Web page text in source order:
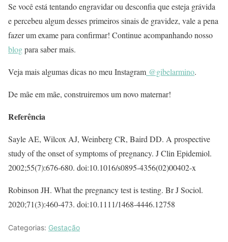
Se você está tentando engravidar ou desconfia que esteja grávida
e percebeu algum desses primeiros sinais de gravidez, vale a pena
fazer um exame para confirmar! Continue acompanhando nosso
blogpara saber mais.
Veja mais algumas dicas no meu Instagram @gibelarmino.
De mãe em mãe, construiremos um novo maternar!
Referência
Sayle AE, Wilcox AJ, Weinberg CR, Baird DD. A prospective
study of the onset of symptoms of pregnancy. J Clin Epidemiol.
2002;55(7):676-680. doi:10.1016/s0895-4356(02)00402-x
Robinson JH. What the pregnancy test is testing. Br J Sociol.
2020;71(3):460-473. doi:10.1111/1468-4446.12758
Categorias: Gestação